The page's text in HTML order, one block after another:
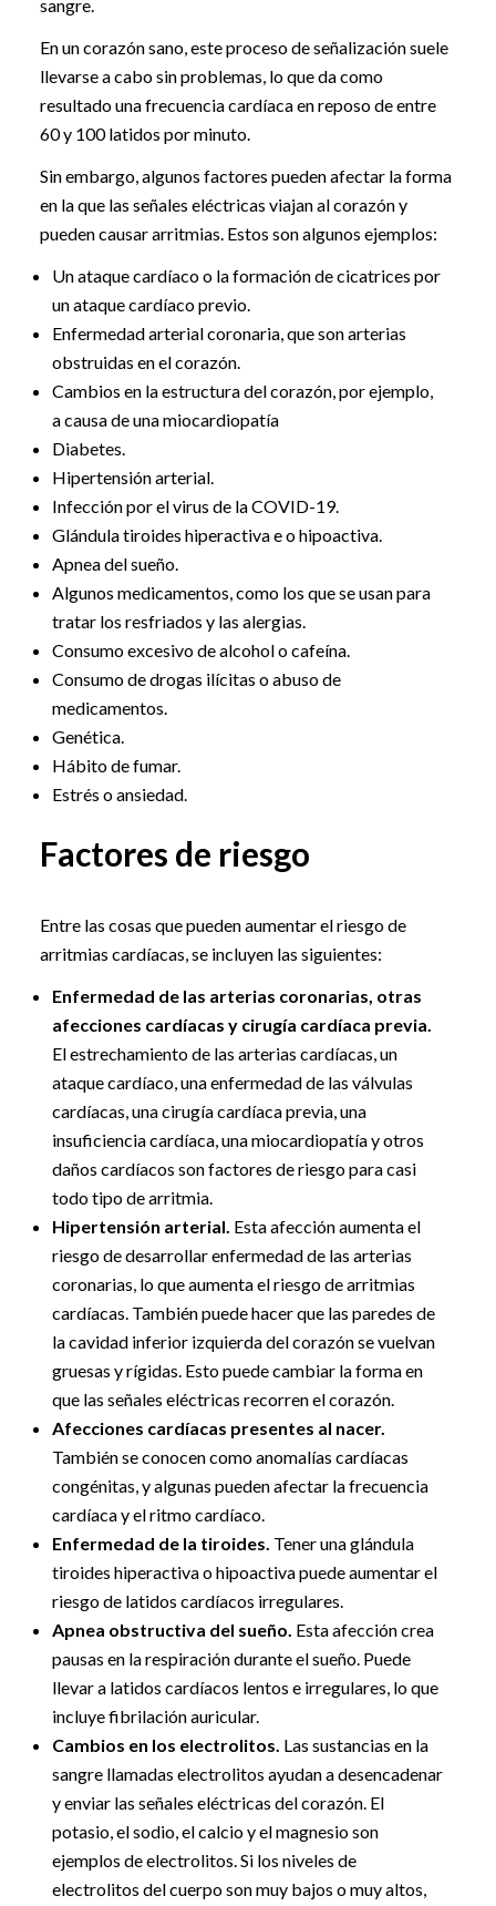
sangre.
En un corazón sano, este proceso de señalización suele
llevarse a cabo sin problemas, lo que da como
resultado una frecuencia cardíaca en reposo de entre
60 y 100 latidos por minuto.
Sin embargo, algunos factores pueden afectar la forma
en la que las señales eléctricas viajan al corazón y
pueden causar arritmias. Estos son algunos ejemplos:
Un ataque cardíaco o la formación de cicatrices por
un ataque cardíaco previo.
Enfermedad arterial coronaria, que son arterias
obstruidas en el corazón.
Cambios en la estructura del corazón, por ejemplo,
a causa de una miocardiopatía
Diabetes.
Hipertensión arterial.
Infección por el virus de la COVID-19.
Glándula tiroides hiperactiva e o hipoactiva.
Apnea del sueño.
Algunos medicamentos, como los que se usan para
tratar los resfriados y las alergias.
Consumo excesivo de alcohol o cafeína.
Consumo de drogas ilícitas o abuso de
medicamentos.
Genética.
Hábito de fumar.
Estrés o ansiedad.
Factores de riesgo
Entre las cosas que pueden aumentar el riesgo de
arritmias cardíacas, se incluyen las siguientes:
Enfermedad de las arterias coronarias, otras
afecciones cardíacas y cirugía cardíaca previa.
El estrechamiento de las arterias cardíacas, un
ataque cardíaco, una enfermedad de las válvulas
cardíacas, una cirugía cardíaca previa, una
insuficiencia cardíaca, una miocardiopatía y otros
daños cardíacos son factores de riesgo para casi
todo tipo de arritmia.
Hipertensión arterial. Esta afección aumenta el
riesgo de desarrollar enfermedad de las arterias
coronarias, lo que aumenta el riesgo de arritmias
cardíacas. También puede hacer que las paredes de
la cavidad inferior izquierda del corazón se vuelvan
gruesas y rígidas. Esto puede cambiar la forma en
que las señales eléctricas recorren el corazón.
Afecciones cardíacas presentes al nacer.
También se conocen como anomalías cardíacas
congénitas, y algunas pueden afectar la frecuencia
cardíaca y el ritmo cardíaco.
Enfermedad de la tiroides. Tener una glándula
tiroides hiperactiva o hipoactiva puede aumentar el
riesgo de latidos cardíacos irregulares.
Apnea obstructiva del sueño. Esta afección crea
pausas en la respiración durante el sueño. Puede
llevar a latidos cardíacos lentos e irregulares, lo que
incluye fibrilación auricular.
Cambios en los electrolitos. Las sustancias en la
sangre llamadas electrolitos ayudan a desencadenar
y enviar las señales eléctricas del corazón. El
potasio, el sodio, el calcio y el magnesio son
ejemplos de electrolitos. Si los niveles de
electrolitos del cuerpo son muy bajos o muy altos,